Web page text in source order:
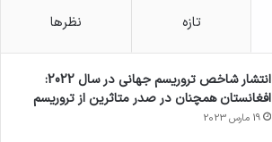
تازه نظرها
انتشار شاخص تروریسم جهانی در سال 2022:
افغانستان همچنان در صدر متاثرین از تروریسم
19 مارس 2023